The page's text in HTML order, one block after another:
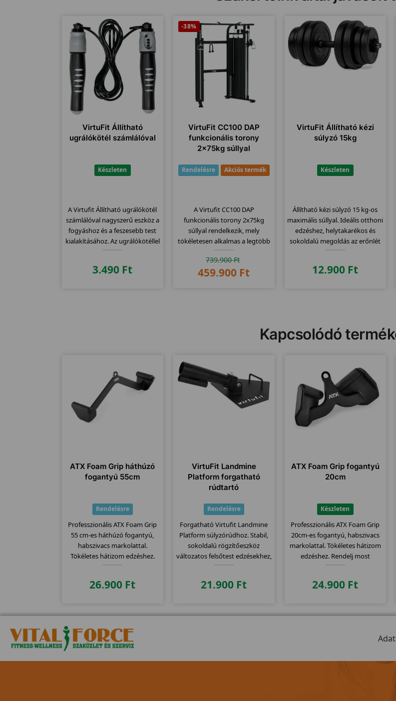
VirtuFit Állítható
ugrálókötél számlálóval
Készleten
A Virtufit Állítható ugrálókötél
számlálóval nagyszerű eszköz a
fogyáshoz és a feszesebb test
kialakításához. Az ugrálókötéllel
3.490 Ft
-38%
VirtuFit CC100 DAP
funkcionális torony
2x75kg súllyal
Rendelésre Akciós termék
A Virtufit CC100 DAP
funkcionális torony 2x75kg
súllyal rendelkezik, mely
tökéletesen alkalmas a legtöbb
otthonunkban!
739.900Ft
459.900 Ft
VirtuFit Állítható kézi
súlyzó 15kg
Készleten
Állítható kézi súlyzó 15 kg-os
maximális súllyal. Ideális otthoni
edzéshez, helytakarékos és
sokoldalú megoldás az erőnlét
12.900 Ft
Kapcsolódó
ATX Foam Grip háthúzó
fogantyú 55cm
Rendelésre
Professzionális ATX Foam Grip
55 cm-es háthúzó fogantyú,
habszivacs markolattal.
Tökéletes hátizom edzéshez.
26.900 Ft
VirtuFit Landmine
Platform forgatható
rúdtartó
Rendelésre
Forgatható Virtufit Landmine
Platform súlyzórúdhoz. Stabil,
sokoldalú rögzítőeszköz
változatos felsőtest edzésekhez,
21.900 Ft
ATX Foam Grip fogantyú
20cm
Készleten
Professzionális ATX Foam Grip
20cm-es fogantyú, habszivacs
markolattal. Tökéletes hátizom
edzéshez. Rendelj most
24.900 Ft